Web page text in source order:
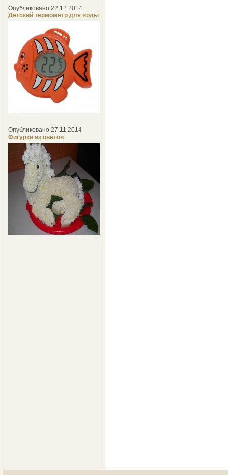
Опубликовано 22.12.2014
Детский термометр для воды
Опубликовано 27.11.2014
Фигурки из цветов